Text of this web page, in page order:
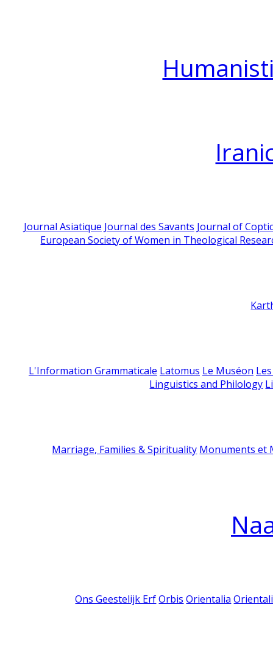
Journal Asiatique Journal des Savants Journal of
European Society of Women in Theological
L'Information Grammaticale Latomus Le Muséon
Linguistics and Philology
Marriage, Families & Spirituality Monuments et
Ons Geestelijk Erf Orbis Orientalia